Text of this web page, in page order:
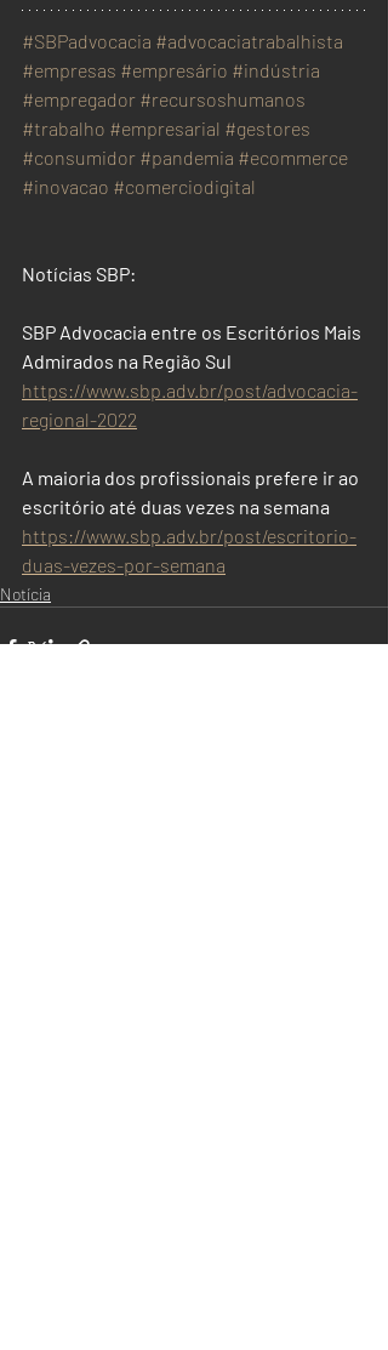
#SBPadvocacia #advocaciatrabalhista
#empresas #empresário #indústria
#empregador #recursoshumanos
#trabalho #empresarial #gestores
#consumidor #pandemia #ecommerce
#inovacao #comerciodigital
Notícias SBP:
SBP Advocacia entre os Escritórios Mais
Admirados na Região Sul
https://www.sbp.adv.br/post/advocacia-
regional-2022
A maioria dos profissionais prefere ir ao
escritório até duas vezes na semana
https://www.sbp.adv.br/post/escritorio-
duas-vezes-por-semana
Notícia